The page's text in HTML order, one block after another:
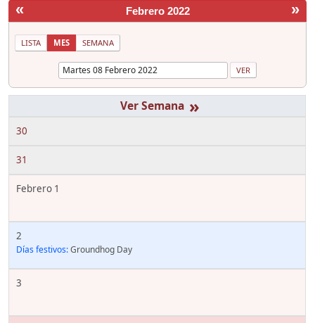
« »
Febrero 2022
LISTA MES SEMANA
»
30
31
Febrero 1
2
Días festivos:Groundhog Day
3